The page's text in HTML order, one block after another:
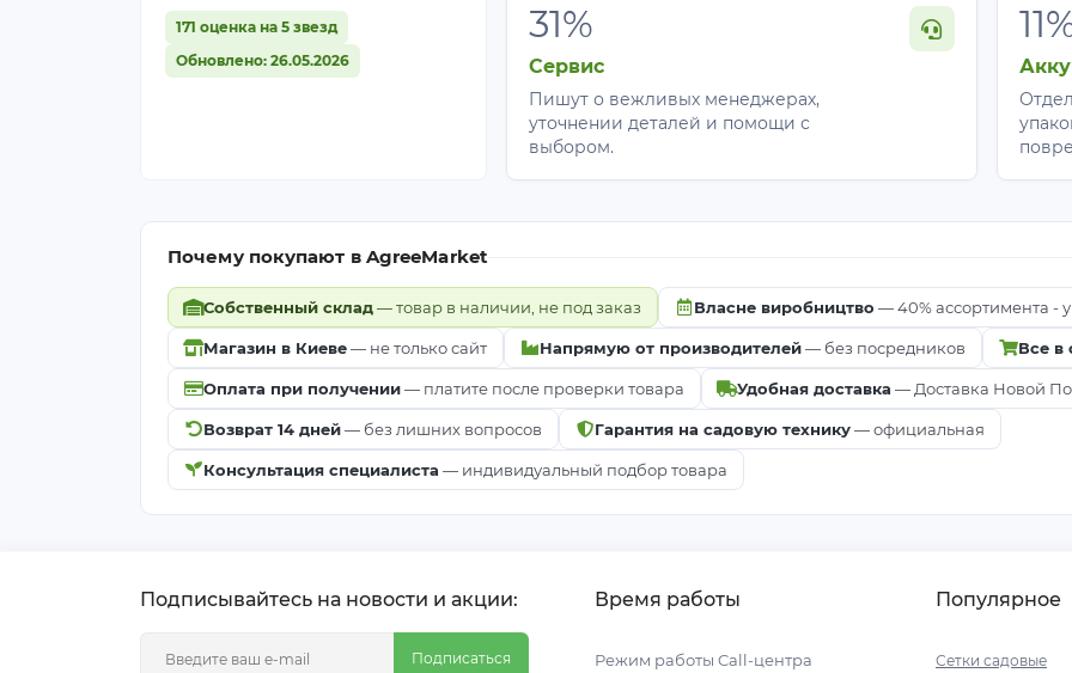
171 оценка на 5 звезд
Обновлено: 26.05.2026
31%
Сервис
Пишут о вежливых менеджерах,
уточнении деталей и помощи с
выбором.
Почему покупают в AgreeMarket
Собственный склад— товар в наличии, не под заказ Власне виробництво — 40% ассортимента -
Магазин в Киеве— не только сайт Напрямую от производителей— без посредников Все в
Оплата при получении— платите после проверки товара Удобная доставка — Доставка Новой
Возврат 14 дней— без лишних вопросов Гарантия на садовую технику— официальная
Консультация специалиста — индивидуальный подбор товара
Подписывайтесь на новости и акции:
Подписаться
Время работы
Режим работы Call-центра
Популярное
Сетки садовые